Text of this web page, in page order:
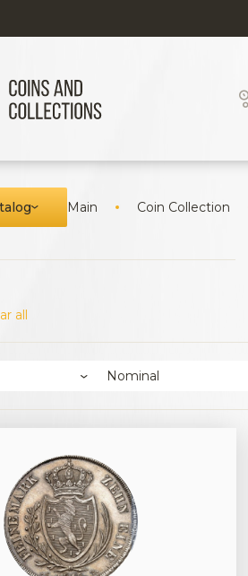
Main Coin Collection
all
Nominal